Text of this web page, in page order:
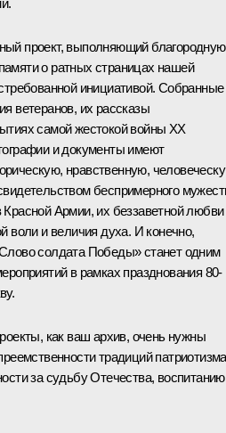
проект, выполняющий благородную
о ратных страницах нашей
инициативой. Собранные
ветеранов, их рассказы
самой жестокой войны XX
и документы имеют
нравственную,
беспримерного
Армии, их беззаветной любви
воли и величия духа. И конечно,
солдата Победы» станет одним
в рамках празднования 80-
как ваш архив, очень нужны
традиций патриотизма
за судьбу Отечества, воспитанию